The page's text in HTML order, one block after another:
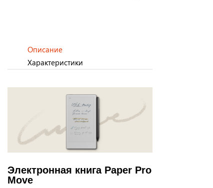
Описание
Характеристики
Электронная книга Paper Pro
Move